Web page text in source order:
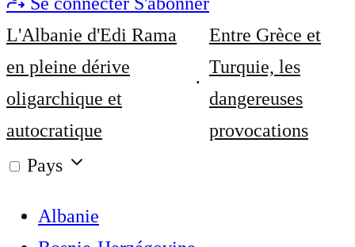
L'Albanie d'Edi Rama
en pleine dérive
oligarchique et
autocratique
Entre Grèce et
Turquie, les
dangereuses
provocations
Pays
Albanie